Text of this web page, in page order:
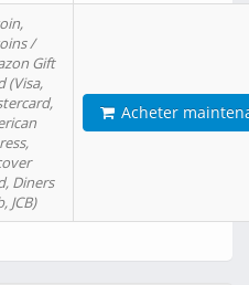
/
Gift
(Visa,
Diners
JCB)
Acheter